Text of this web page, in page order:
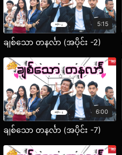
5:15
ချစ်သော တနင်္လာ (အပိုင်း -2)
6:00
ချစ်သော တနင်္လာ (အပိုင်း -7)